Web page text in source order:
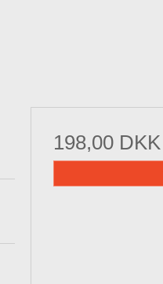
198,00 DKK